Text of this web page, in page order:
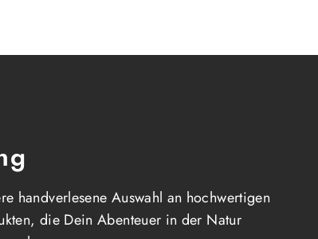
handverlesene Auswahl an hochwertigen
die Dein Abenteuer in der Natur